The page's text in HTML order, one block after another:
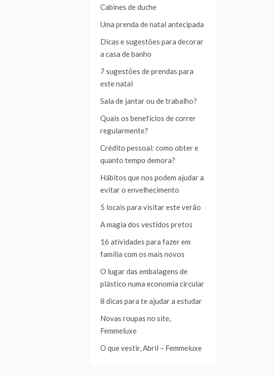
Cabines de duche
Uma prenda de natal antecipada
Dicas e sugestões para decorar
a casa de banho
7 sugestões de prendas para
este natal
Sala de jantar ou de trabalho?
Quais os benefícios de correr
regularmente?
Crédito pessoal: como obter e
quanto tempo demora?
Hábitos que nos podem ajudar a
evitar o envelhecimento
5 locais para visitar este verão
A magia dos vestidos pretos
16 atividades para fazer em
família com os mais novos
O lugar das embalagens de
plástico numa economia circular
8 dicas para te ajudar a estudar
Novas roupas no site,
Femmeluxe
O que vestir, Abril – Femmeluxe